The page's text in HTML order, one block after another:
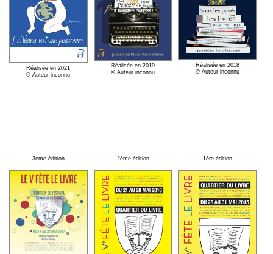
Réalisée en 2021
© Auteur inconnu
Réalisée en 2019
© Auteur inconnu
Réalisée en 2018
© Auteur inconnu
3éme édition 2éme édition 1ére édition